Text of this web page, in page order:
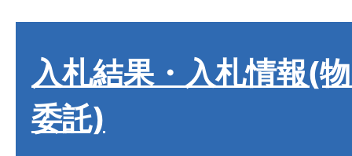
入札結果・入札情報(
委託)